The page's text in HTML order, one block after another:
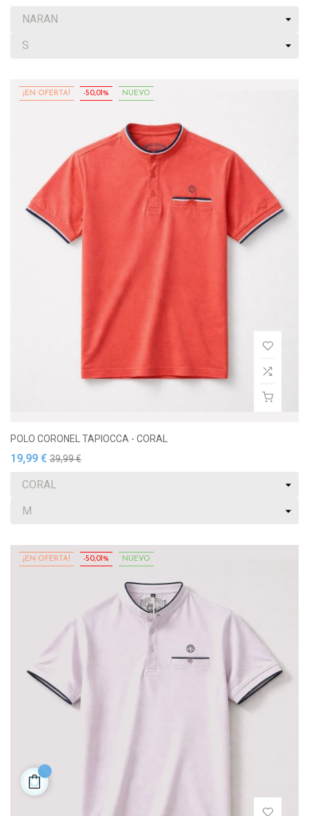
¡EN OFERTA! -50,01% NUEVO
POLO CORONEL TAPIOCCA - CORAL
19,99 € 39,99 €
¡EN OFERTA! -50,01% NUEVO